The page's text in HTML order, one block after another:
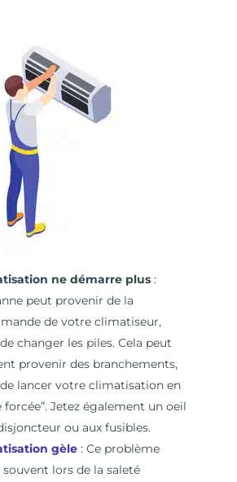
ne démarre plus:
peut provenir de la
de votre climatiseur,
changer les piles. Cela peut
provenir des branchements,
de lancer votre climatisation en
forcée”. Jetez également un oeil
ou aux fusibles.
gèle: Ce problème
lors de la saleté